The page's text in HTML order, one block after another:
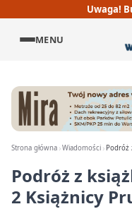
Uwaga!
MENU
Strona główna Wiadomości Podróż
Podróż z
2 Książnicy